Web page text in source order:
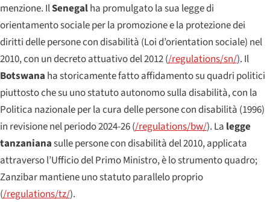
menzione. IlSenegalha promulgato la sua legge di
orientamento sociale per la promozione e la protezione dei
diritti delle persone con disabilità (Loi d’orientation sociale) nel
2010, con un decreto attuativo del 2012 (/regulations/sn/). Il
Botswana ha storicamente fatto affidamento su quadri politici
piuttosto che su uno statuto autonomo sulla disabilità, con la
Politica nazionale per la cura delle persone con disabilità (1996)
in revisione nel periodo 2024-26 (/regulations/bw/). La legge
tanzanianasulle persone con disabilità del 2010, applicata
attraverso l’Ufficio del Primo Ministro, è lo strumento quadro;
Zanzibar mantiene uno statuto parallelo proprio
(/regulations/tz/).